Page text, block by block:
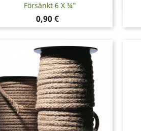
Försänkt 6 X ¾"
Pris
0,90 €
Snabbvy